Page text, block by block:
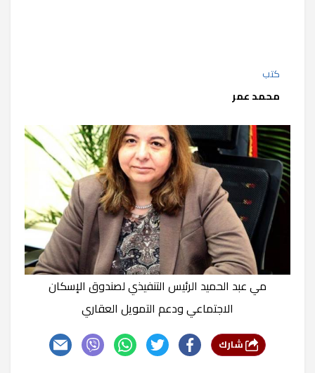
كتب
محمد عمر
مي عبد الحميد الرئيس التنفيذي لصندوق الإسكان
الاجتماعي ودعم التمويل العقاري